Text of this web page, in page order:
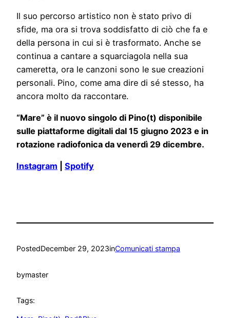
Il suo percorso artistico non è stato privo di
sfide, ma ora si trova soddisfatto di ciò che fa e
della persona in cui si è trasformato. Anche se
continua a cantare a squarciagola nella sua
cameretta, ora le canzoni sono le sue creazioni
personali. Pino, come ama dire di sé stesso, ha
ancora molto da raccontare.
“Mare” è il nuovo singolo di Pino(t) disponibile
sulle piattaforme digitali dal 15 giugno 2023 e in
rotazione radiofonica da venerdì 29 dicembre.
Instagram Spotify
PostedDecember 29, 2023inComunicati stampa
bymaster
Tags: